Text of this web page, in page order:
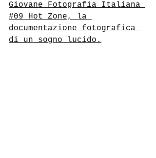
Giovane Fotografia Italiana
#09 Hot Zone, la
documentazione fotografica
di un sogno lucido.